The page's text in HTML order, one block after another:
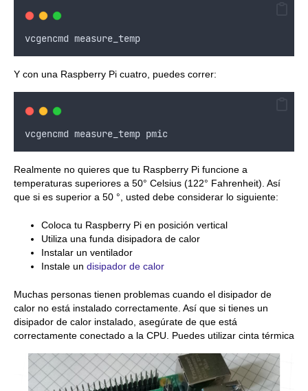
vcgencmd measure_temp
Y con una Raspberry Pi cuatro, puedes correr:
vcgencmd measure_temp pmic
Realmente no quieres que tu Raspberry Pi funcione a
temperaturas superiores a 50° Celsius (122° Fahrenheit). Así
que si es superior a 50 °, usted debe considerar lo siguiente:
Coloca tu Raspberry Pi en posición vertical
Utiliza una funda disipadora de calor
Instalar un ventilador
Instale un disipador de calor
Muchas personas tienen problemas cuando el disipador de
calor no está instalado correctamente. Así que si tienes un
disipador de calor instalado, asegúrate de que está
correctamente conectado a la CPU. Puedes utilizar cinta térmica